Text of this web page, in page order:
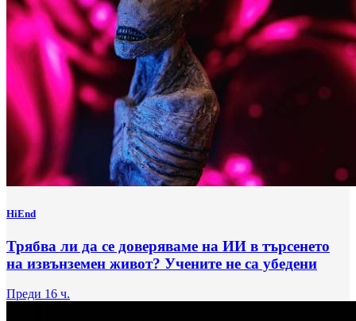
HiEnd
Трябва ли да се доверяваме на ИИ в търсенето
на извънземен живот? Учените не са убедени
Преди 16 ч.